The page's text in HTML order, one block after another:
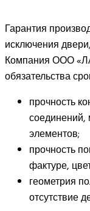
Гарантия
исключения
Компания ООО
обязательства
прочность
соединений,
элементов;
прочность
фактуре,
геометрия
отсутствие